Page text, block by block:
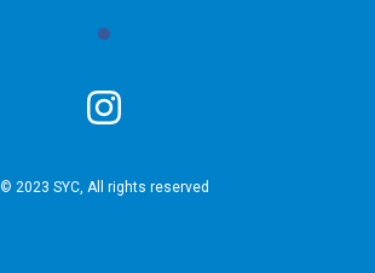
© 2023 SYC, All rights reserved